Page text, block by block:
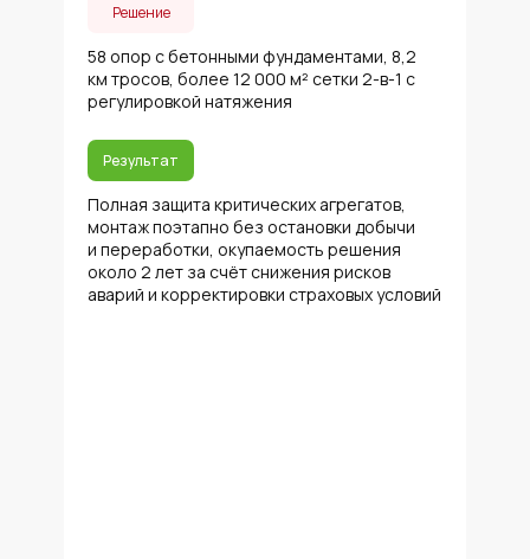
58 опор с бетонными фундаментами, 8,2
км тросов, более 12 000 м² сетки 2-в-1 с
регулировкой натяжения
Решение
Полная защита критических агрегатов,
монтаж поэтапно без остановки добычи
и переработки, окупаемость решения
около 2 лет за счёт снижения рисков
аварий и корректировки страховых условий
Результат